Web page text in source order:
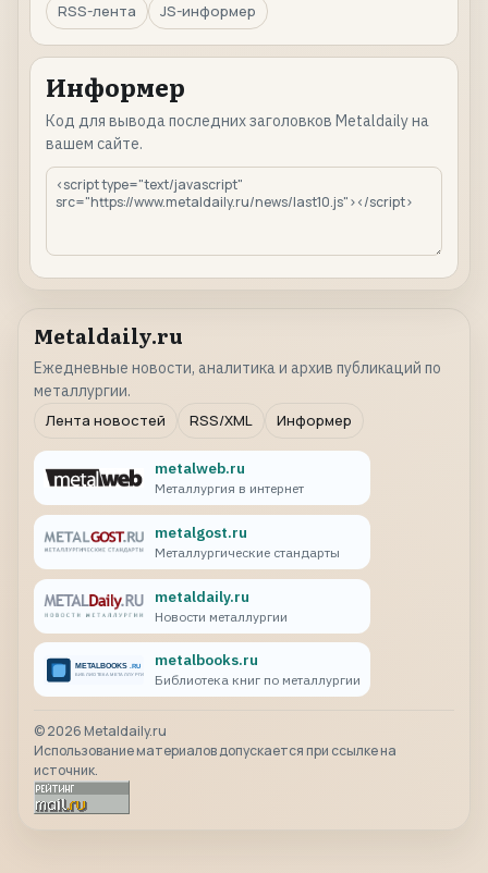
RSS-лента
JS-информер
Информер
Код для вывода последних заголовков Metaldaily на
вашем сайте.
Metaldaily.ru
Ежедневные новости, аналитика и архив публикаций по
металлургии.
Лента новостей
RSS/XML Информер
metalweb.ru
Металлургия в интернет
metalgost.ru
Металлургические стандарты
metaldaily.ru
Новости металлургии
metalbooks.ru
Библиотека книг по металлургии
©2026 Metaldaily.ru
Использование материалов допускается при ссылке на
источник.